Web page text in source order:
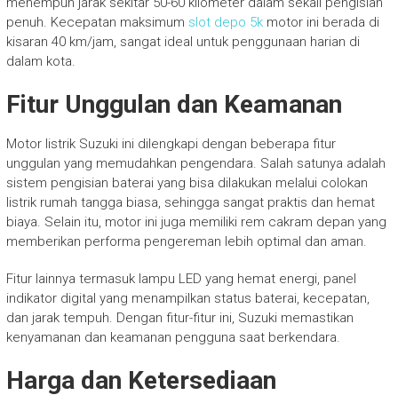
penuh. Kecepatan maksimum slot depo 5kmotor ini berada di
kisaran 40 km/jam, sangat ideal untuk penggunaan harian di
dalam kota.
Fitur Unggulan dan Keamanan
Motor listrik Suzuki ini dilengkapi dengan beberapa fitur
unggulan yang memudahkan pengendara. Salah satunya adalah
sistem pengisian baterai yang bisa dilakukan melalui colokan
listrik rumah tangga biasa, sehingga sangat praktis dan hemat
biaya. Selain itu, motor ini juga memiliki rem cakram depan yang
memberikan performa pengereman lebih optimal dan aman.
Fitur lainnya termasuk lampu LED yang hemat energi, panel
indikator digital yang menampilkan status baterai, kecepatan,
dan jarak tempuh. Dengan fitur-fitur ini, Suzuki memastikan
kenyamanan dan keamanan pengguna saat berkendara.
Harga dan Ketersediaan